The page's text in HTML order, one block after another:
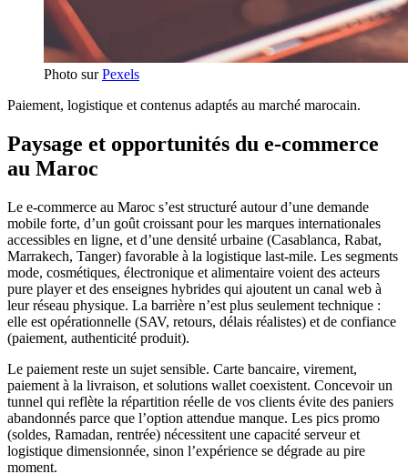
Photo surPexels
Paiement, logistique et contenus adaptés au marché marocain.
Paysage et opportunités du e-commerce
au Maroc
Le e-commerce au Maroc s’est structuré autour d’une demande
mobile forte, d’un goût croissant pour les marques internationales
accessibles en ligne, et d’une densité urbaine (Casablanca, Rabat,
Marrakech, Tanger) favorable à la logistique last-mile. Les segments
mode, cosmétiques, électronique et alimentaire voient des acteurs
pure player et des enseignes hybrides qui ajoutent un canal web à
leur réseau physique. La barrière n’est plus seulement technique :
elle est opérationnelle (SAV, retours, délais réalistes) et de confiance
(paiement, authenticité produit).
Le paiement reste un sujet sensible. Carte bancaire, virement,
paiement à la livraison, et solutions wallet coexistent. Concevoir un
tunnel qui reflète la répartition réelle de vos clients évite des paniers
abandonnés parce que l’option attendue manque. Les pics promo
(soldes, Ramadan, rentrée) nécessitent une capacité serveur et
logistique dimensionnée, sinon l’expérience se dégrade au pire
moment.